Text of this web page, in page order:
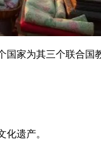
家为其三个联合国
化遗产。